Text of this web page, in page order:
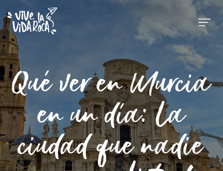
Qué ver en Murcia
en un día: La
ciudad que nadie